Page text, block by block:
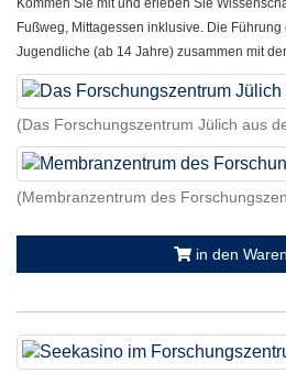
Kommen Sie mit und erleben Sie
Fußweg, Mittagessen inklusive. Die
Jugendliche (ab 14 Jahre) zusammen mit
(Das Forschungszentrum Jülich aus
(Membranzentrum des
in den